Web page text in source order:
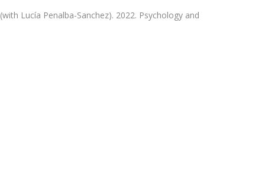
(with Lucía Penalba-Sanchez). 2022. Psychology and